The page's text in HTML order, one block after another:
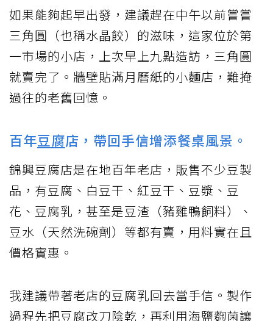
如果能夠起早出發，建議趕在中午以前嘗嘗
三角圓（也稱水晶餃）的滋味，這家位於第
一市場的小店，上次早上九點造訪，三角圓
就賣完了。牆壁貼滿月曆紙的小麵店，難掩
過往的老舊回憶。
百年豆腐店，帶回手信增添餐桌風景。
錦興豆腐店是在地百年老店，販售不少豆製
品，有豆腐、白豆干、紅豆干、豆漿、豆
花、豆腐乳，甚至是豆渣（豬雞鴨飼料）、
豆水（天然洗碗劑）等都有賣，用料實在且
價格實惠。
我建議帶著老店的豆腐乳回去當手信。製作
過程先把豆腐改刀陰乾，再利用海鹽麴菌讓